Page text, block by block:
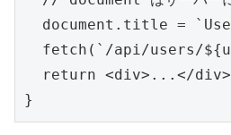
document.title =
fetch(`/api/users/
return <div>...</
}